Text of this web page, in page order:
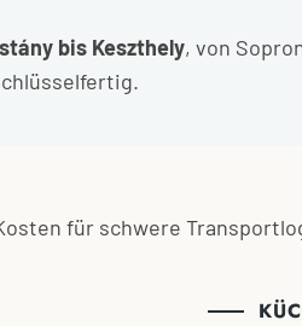
bis Keszthely, von
für schwere